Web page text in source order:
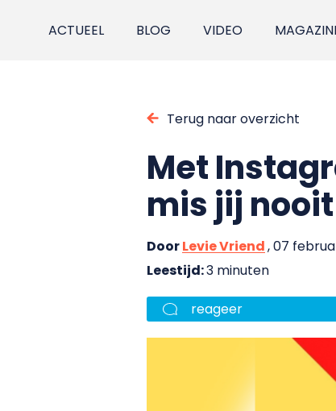
ACTUEEL BLOG VIDEO
Terug naar overzicht
Met
mis jij
DoorLevie Vriend, 07
Leestijd:3 minuten
reageer